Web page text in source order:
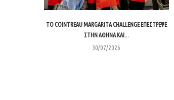
ΤΟ COINTREAU MARGARITA CHALLENGE ΕΠΈΣΤΡΕΨΕ
ΣΤΗΝ ΑΘΉΝΑ ΚΑΙ...
30/07/2026